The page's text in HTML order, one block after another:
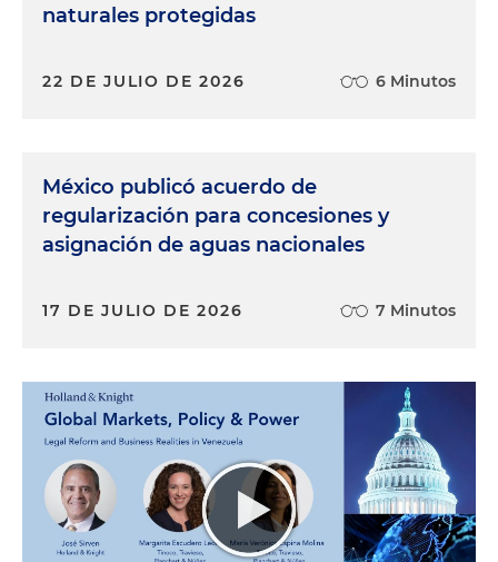
naturales protegidas
22 DE JULIO DE 2026 6 Minutos
México publicó acuerdo de
regularización para concesiones y
asignación de aguas nacionales
17 DE JULIO DE 2026 7 Minutos